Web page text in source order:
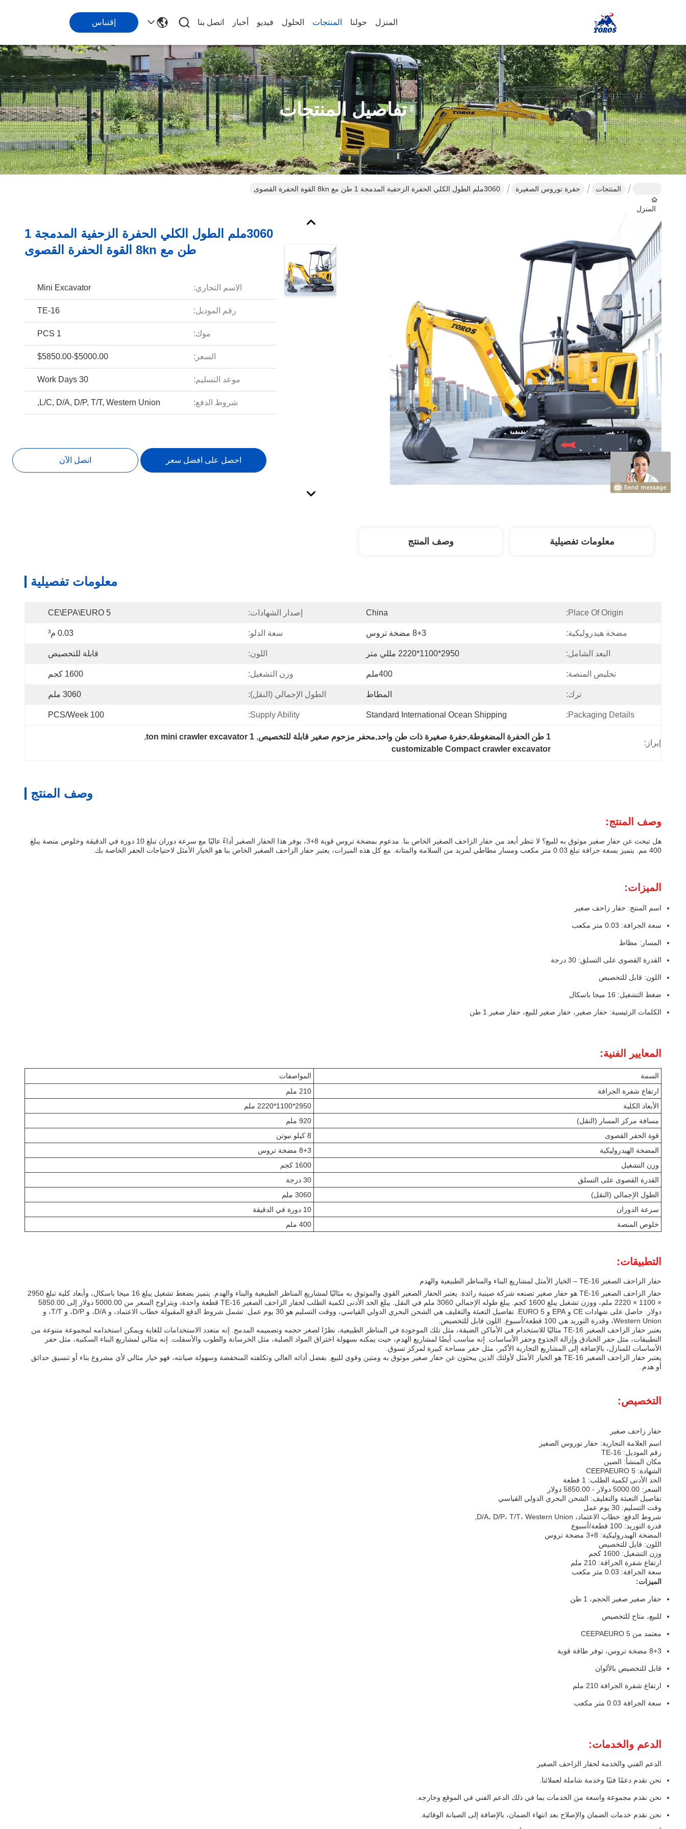
المنزل حولنا المنتجات الحلول فيديو أخبار اتصل بنا إقتباس
تفاصيل المنتجات
المنزل
المنتجات حفرة توروس الصغيرة 3060ملم الطول الكلي الحفرة الزحفية المدمجة 1 طن مع 8kn القوة الحفرة القصوى
3060ملم الطول الكلي الحفرة الزحفية المدمجة 1
طن مع 8kn القوة الحفرة القصوى
الاسم التجاري: Mini Excavator
رقم الموديل: TE-16
موك: 1 PCS
السعر: $5000.00-$5850.00
موعد التسليم: 30 Work Days
شروط الدفع: L/C, D/A, D/P, T/T, Western Union,
احصل على افضل سعر اتصل الآن
معلومات تفصيلية وصف المنتج
معلومات تفصيلية
Place Of Origin:
China إصدار الشهادات: CE\EPA\EURO 5
مضخة هيدروليكية: 8+3 مضخة تروس سعة الدلو: 0.03 م³
البعد الشامل: 2950*1100*2220 مللي متر اللون: قابلة للتخصيص
تخليص المنصة: 400ملم وزن التشغيل: 1600 كجم
ترك: المطاط الطول الإجمالي (النقل): 3060 ملم
Packaging Details:
Standard International Ocean Shipping
Supply Ability:
100 PCS/Week
إبراز:
1 طن الحفرة المضغوطة,حفرة صغيرة ذات طن واحد,محفر مزحوم صغير قابلة للتخصيص ,
1 ton mini crawler excavator
,
customizable Compact crawler excavator
وصف المنتج
وصف المنتج:
هل تبحث عن حفار صغير موثوق به للبيع؟ لا تنظر أبعد من حفار الزاحف الصغير الخاص بنا. مدعوم بمضخة تروس قوية 8+3، يوفر هذا الحفار الصغير أداءً عاليًا مع سرعة دوران تبلغ 10 دورة في الدقيقة وخلوص منصة يبلغ
400 مم. يتميز بسعة جرافة تبلغ 0.03 متر مكعب ومسار مطاطي لمزيد من السلامة والمتانة. مع كل هذه الميزات، يعتبر حفار الزاحف الصغير الخاص بنا هو الخيار الأمثل لاحتياجات الحفر الخاصة بك.
الميزات:
اسم المنتج: حفار زاحف صغير
سعة الجرافة: 0.03 متر مكعب
المسار: مطاط
القدرة القصوى على التسلق: 30 درجة
اللون: قابل للتخصيص
ضغط التشغيل: 16 ميجا باسكال
الكلمات الرئيسية: حفار صغير، حفار صغير للبيع، حفار صغير 1 طن
المعايير الفنية:
السمة
المواصفات
ارتفاع شفرة الجرافة
210 ملم
الأبعاد الكلية
2950*1100*2220 ملم
مسافة مركز المسار (النقل)
920 ملم
قوة الحفر القصوى
8 كيلو نيوتن
المضخة الهيدروليكية
8+3 مضخة تروس
وزن التشغيل
1600 كجم
القدرة القصوى على التسلق
30 درجة
الطول الإجمالي (النقل)
3060 ملم
سرعة الدوران
10 دورة في الدقيقة
خلوص المنصة
400 ملم
التطبيقات:
حفار الزاحف الصغير TE-16 – الخيار الأمثل لمشاريع البناء والمناظر الطبيعية والهدم
حفار الزاحف الصغير TE-16 هو حفار صغير تصنعه شركة صينية رائدة. يعتبر الحفار الصغير القوي والموثوق به مثاليًا لمشاريع المناظر الطبيعية والبناء والهدم. يتميز بضغط تشغيل يبلغ 16 ميجا باسكال، وأبعاد كلية تبلغ 2950
× 1100 × 2220 ملم، ووزن تشغيل يبلغ 1600 كجم. يبلغ طوله الإجمالي 3060 ملم في النقل. يبلغ الحد الأدنى لكمية الطلب لحفار الزاحف الصغير TE-16 قطعة واحدة، ويتراوح السعر من 5000.00 دولار إلى 5850.00
دولار. حاصل على شهادات CE و EPA و EURO 5. تفاصيل التعبئة والتغليف هي الشحن البحري الدولي القياسي، ووقت التسليم هو 30 يوم عمل. تشمل شروط الدفع المقبولة خطاب الاعتماد، و D/A، و D/P، و T/T، و
Western Union، وقدرة التوريد هي 100 قطعة/أسبوع. اللون قابل للتخصيص.
يعتبر حفار الزاحف الصغير TE-16 مثاليًا للاستخدام في الأماكن الضيقة، مثل تلك الموجودة في المناظر الطبيعية، نظرًا لصغر حجمه وتصميمه المدمج. إنه متعدد الاستخدامات للغاية ويمكن استخدامه لمجموعة متنوعة من
التطبيقات، مثل حفر الخنادق وإزالة الجذوع وحفر الأساسات. إنه مناسب أيضًا لمشاريع الهدم، حيث يمكنه بسهولة اختراق المواد الصلبة، مثل الخرسانة والطوب والأسفلت. إنه مثالي لمشاريع البناء السكنية، مثل حفر
الأساسات للمنازل، بالإضافة إلى المشاريع التجارية الأكبر، مثل حفر مساحة كبيرة لمركز تسوق.
يعتبر حفار الزاحف الصغير TE-16 هو الخيار الأمثل لأولئك الذين يبحثون عن حفار صغير موثوق به ومتين وقوي للبيع. بفضل أدائه العالي وتكلفته المنخفضة وسهولة صيانته، فهو خيار مثالي لأي مشروع بناء أو تنسيق حدائق
أو هدم.
التخصيص:
حفار زاحف صغير
اسم العلامة التجارية: حفار توروس الصغير
رقم الموديل: TE-16
مكان المنشأ: الصين
الشهادة: CEEPAEURO 5
الحد الأدنى لكمية الطلب: 1 قطعة
السعر: 5000.00 دولار - 5850.00 دولار
تفاصيل التعبئة والتغليف: الشحن البحري الدولي القياسي
وقت التسليم: 30 يوم عمل
شروط الدفع: خطاب الاعتماد، D/A، D/P، T/T، Western Union,
قدرة التوريد: 100 قطعة/أسبوع
المضخة الهيدروليكية: 8+3 مضخة تروس
اللون: قابل للتخصيص
وزن التشغيل: 1600 كجم
ارتفاع شفرة الجرافة: 210 ملم
سعة الجرافة: 0.03 متر مكعب
الميزات:
حفار صغير صغير الحجم، 1 طن
للبيع، متاح للتخصيص
معتمد من CEEPAEURO 5
8+3 مضخة تروس، توفر طاقة قوية
قابل للتخصيص بالألوان
ارتفاع شفرة الجرافة 210 ملم
سعة الجرافة 0.03 متر مكعب
الدعم والخدمات:
الدعم الفني والخدمة لحفار الزاحف الصغير
نحن نقدم دعمًا فنيًا وخدمة شاملة لعملائنا.
نحن نقدم مجموعة واسعة من الخدمات بما في ذلك الدعم الفني في الموقع وخارجه.
نحن نقدم خدمات الضمان والإصلاح بعد انتهاء الضمان، بالإضافة إلى الصيانة الوقائية.